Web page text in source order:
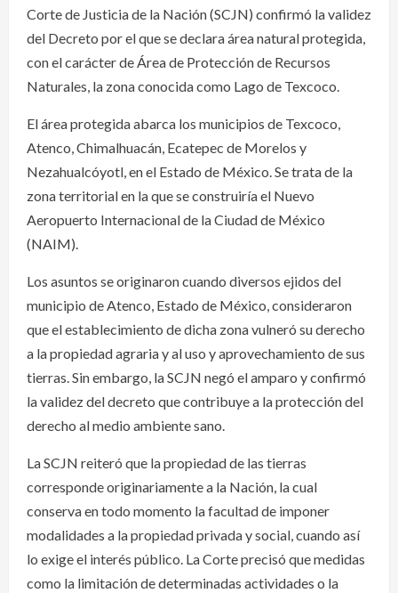
Corte de Justicia de la Nación (SCJN) confirmó la validez
del Decreto por el que se declara área natural protegida,
con el carácter de Área de Protección de Recursos
Naturales, la zona conocida como Lago de Texcoco.
El área protegida abarca los municipios de Texcoco,
Atenco, Chimalhuacán, Ecatepec de Morelos y
Nezahualcóyotl, en el Estado de México. Se trata de la
zona territorial en la que se construiría el Nuevo
Aeropuerto Internacional de la Ciudad de México
(NAIM).
Los asuntos se originaron cuando diversos ejidos del
municipio de Atenco, Estado de México, consideraron
que el establecimiento de dicha zona vulneró su derecho
a la propiedad agraria y al uso y aprovechamiento de sus
tierras. Sin embargo, la SCJN negó el amparo y confirmó
la validez del decreto que contribuye a la protección del
derecho al medio ambiente sano.
La SCJN reiteró que la propiedad de las tierras
corresponde originariamente a la Nación, la cual
conserva en todo momento la facultad de imponer
modalidades a la propiedad privada y social, cuando así
lo exige el interés público. La Corte precisó que medidas
como la limitación de determinadas actividades o la